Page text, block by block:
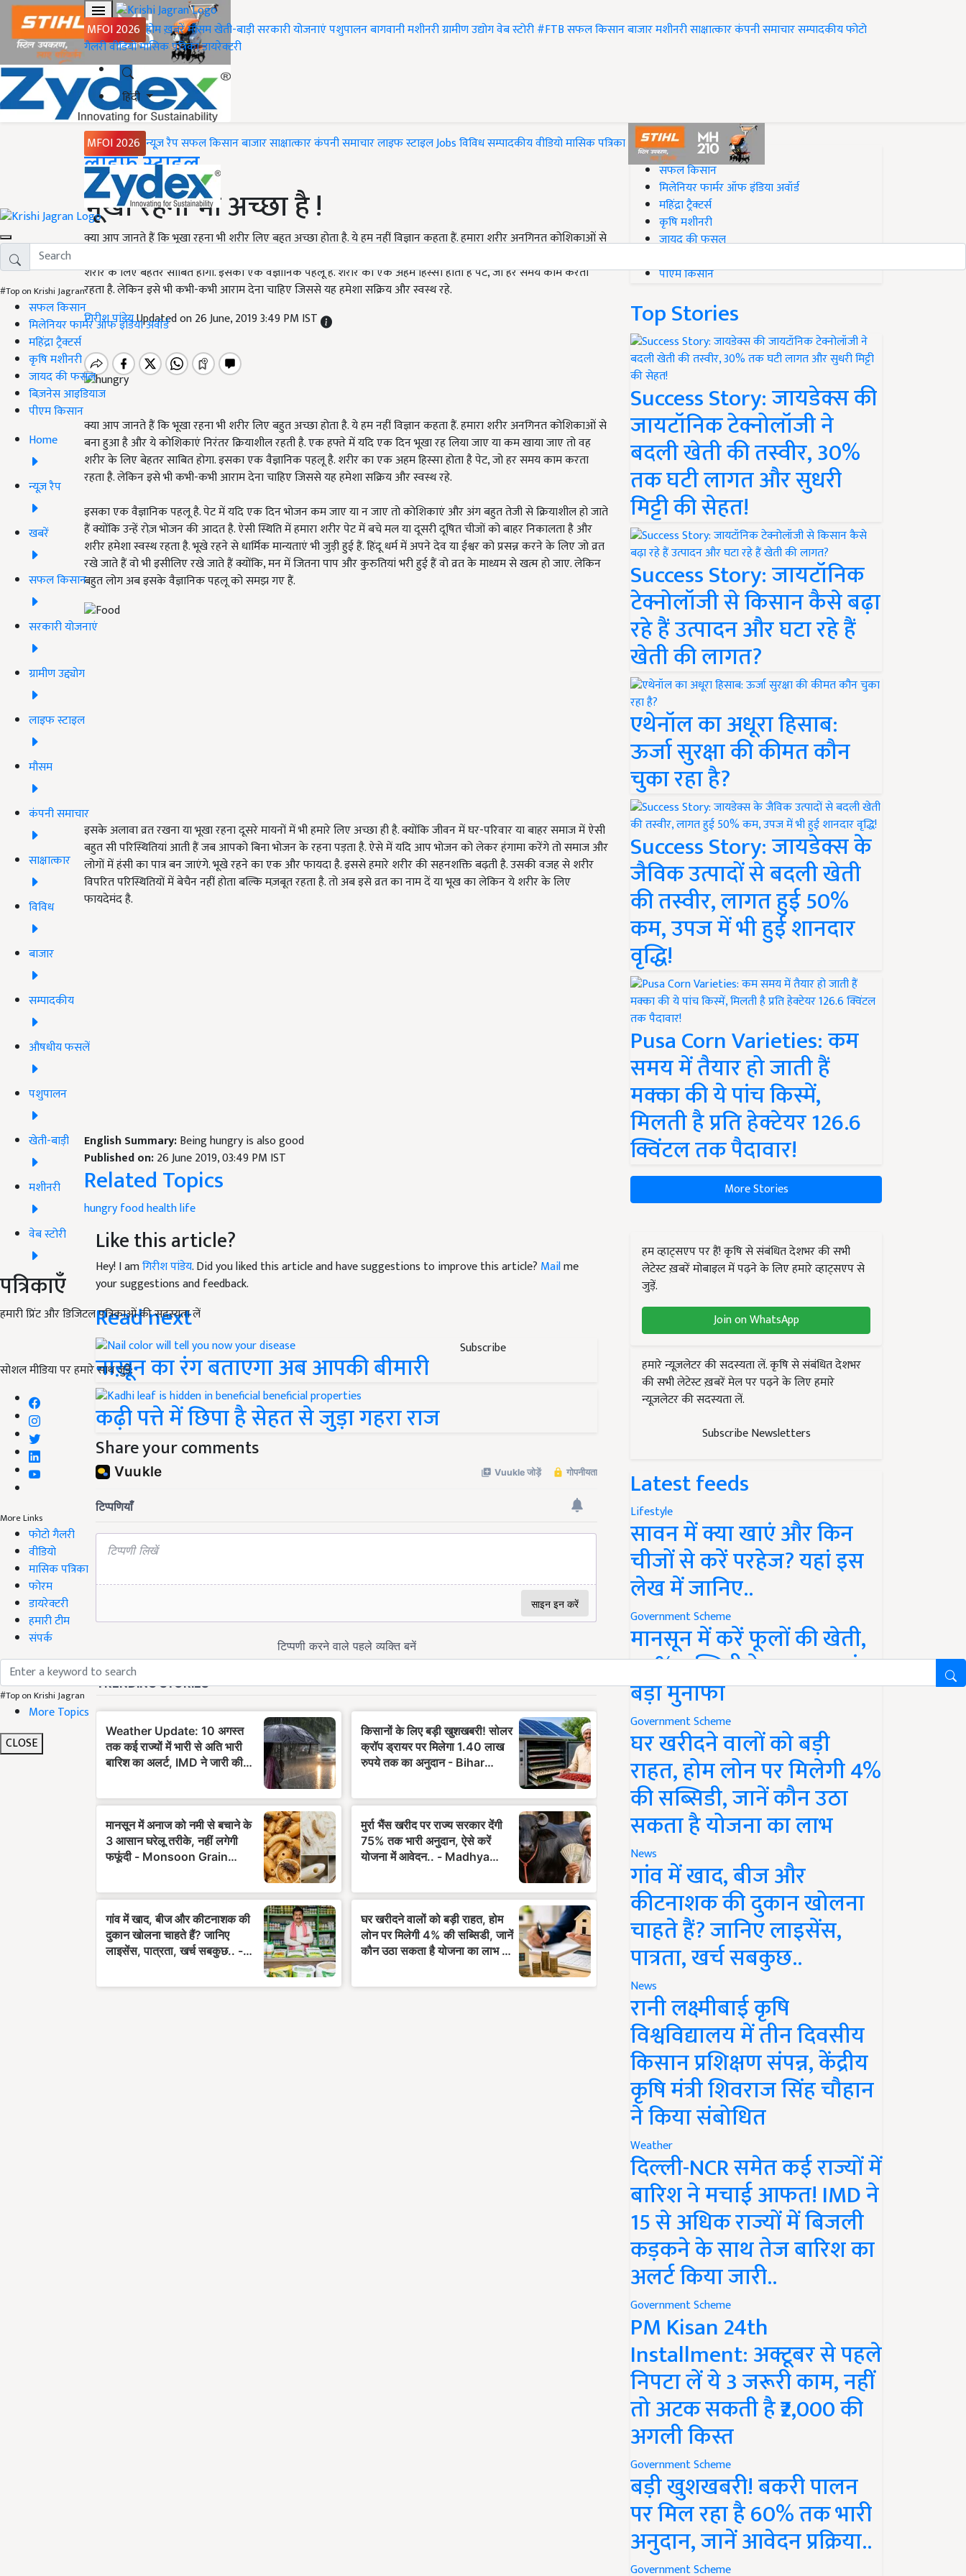
MFOI 2026 होमख़बरेंमौसमखेती-बाड़ीसरकारी योजनाएंपशुपालनबागवानीमशीनरीग्रामीण उद्योगवेब स्टोरी#FTBसफल किसानबाजारमशीनरीसाक्षात्कारकंपनी समाचारसम्पादकीयफोटो
गैलरीवीडियोमासिक पत्रिकाडायरेक्टरी
हिंदी
MFOI 2026 न्यूज़ रैपसफल किसानबाजारसाक्षात्कारकंपनी समाचारलाइफ स्टाइलJobsविविधसम्पादकीयवीडियोमासिक पत्रिका
#Top on Krishi Jagran
सफल किसान
मिलेनियर फार्मर ऑफ इंडिया अवॉर्ड
महिंद्रा ट्रैक्टर्स
कृषि मशीनरी
जायद की फसल
बिज़नेस आइडियाज
पीएम किसान
Home
न्यूज़ रैप
खबरें
सफल किसान
सरकारी योजनाएं
ग्रामीण उद्द्योग
लाइफ स्टाइल
मौसम
कंपनी समाचार
साक्षात्कार
विविध
बाजार
सम्पादकीय
औषधीय फसलें
पशुपालन
खेती-बाड़ी
मशीनरी
वेब स्टोरी
पत्रिकाएँ
हमारी प्रिंट और डिजिटल पत्रिकाओं की सदस्यता लें
Subscribe
सोशल मीडिया पर हमारे साथ जुड़ें:
More Links
फोटो गैलरी
वीडियो
मासिक पत्रिका
फोरम
डायरेक्टरी
हमारी टीम
संपर्क
#Top on Krishi Jagran
More Topics
CLOSE
Home
लाइफ स्टाइल
भूखा रहना भी अच्छा है !
क्या आप जानते हैं कि भूखा रहना भी शरीर लिए बहुत अच्छा होता है. ये हम नहीं विज्ञान कहता हैं. हमारा शरीर अनगिनत कोशिकाओं से
शरीर के लिए बेहतर साबित होगा. इसका एक वैज्ञानिक पहलू है. शरीर का एक अहम हिस्सा होता है पेट, जो हर समय काम करता
रहता है. लेकिन इसे भी कभी-कभी आराम देना चाहिए जिससे यह हमेशा सक्रिय और स्वस्थ रहे.
गिरीश पांडेयUpdated on 26 June, 2019 3:49 PM IST
क्या आप जानते हैं कि भूखा रहना भी शरीर लिए बहुत अच्छा होता है. ये हम नहीं विज्ञान कहता हैं. हमारा शरीर अनगिनत कोशिकाओं से
बना हुआ है और ये कोशिकाएं निरंतर क्रियाशील रहती है. एक हफ्ते में यदि एक दिन भूखा रह लिया जाए या कम खाया जाए तो वह
शरीर के लिए बेहतर साबित होगा. इसका एक वैज्ञानिक पहलू है. शरीर का एक अहम हिस्सा होता है पेट, जो हर समय काम करता
रहता है. लेकिन इसे भी कभी-कभी आराम देना चाहिए जिससे यह हमेशा सक्रिय और स्वस्थ रहे.
इसका एक वैज्ञानिक पहलू है. पेट में यदि एक दिन भोजन कम जाए या न जाए तो कोशिकाएं और अंग बहुत तेजी से क्रियाशील हो जाते
हैं क्योंकि उन्हें रोज़ भोजन की आदत है. ऐसी स्थिति में हमारा शरीर पेट में बचे मल या दूसरी दूषित चीजों को बाहर निकालता है और
शरीर हमेशा स्वस्थ रहता है. भूखे रहने से धार्मिक मान्यताएं भी जुड़ी हुई हैं. हिंदू धर्म में अपने देव या ईश्वर को प्रसन्न करने के लिए जो व्रत
रखे जाते हैं वो भी इसीलिए रखे जाते हैं क्योंकि, मन में जितना पाप और कुरुतियां भरी हुई हैं वो व्रत के माध्यम से खत्म हो जाए. लेकिन
बहुत लोग अब इसके वैज्ञानिक पहलू को समझ गए हैं.
इसके अलावा व्रत रखना या भूखा रहना दूसरे मायनों में भी हमारे लिए अच्छा ही है. क्योंकि जीवन में घर-परिवार या बाहर समाज में ऐसी
बहुत सी परिस्थितियां आती हैं जब आपको बिना भोजन के रहना पड़ता है. ऐसे में यदि आप भोजन को लेकर हंगामा करेंगे तो समाज और
लोगों में हंसी का पात्र बन जाएंगे. भूखे रहने का एक और फायदा है. इससे हमारे शरीर की सहनशक्ति बढ़ती है. उसकी वजह से शरीर
विपरित परिस्थितियों में बेचैन नहीं होता बल्कि मज़बूत रहता है. तो अब इसे व्रत का नाम दें या भूख का लेकिन ये शरीर के लिए
फायदेमंद है.
English Summary:Being hungry is also good
Published on:26 June 2019, 03:49 PM IST
Related Topics
hungryfoodhealthlife
Like this article?
Hey! I amगिरीश पांडेय. Did you liked this article and have suggestions to improve this article? Mailme
your suggestions and feedback.
Read next
नाख़ून का रंग बताएगा अब आपकी बीमारी
कढ़ी पत्ते में छिपा है सेहत से जुड़ा गहरा राज
Share your comments
#Top on Krishi Jagran
सफल किसान
मिलेनियर फार्मर ऑफ इंडिया अवॉर्ड
महिंद्रा ट्रैक्टर्स
कृषि मशीनरी
जायद की फसल
पीएम किसान
Top Stories
Success Story: जायडेक्स की
जायटॉनिक टेक्नोलॉजी ने
बदली खेती की तस्वीर, 30%
तक घटी लागत और सुधरी
मिट्टी की सेहत!
Success Story: जायटॉनिक
टेक्नोलॉजी से किसान कैसे बढ़ा
रहे हैं उत्पादन और घटा रहे हैं
खेती की लागत?
एथेनॉल का अधूरा हिसाब:
ऊर्जा सुरक्षा की कीमत कौन
चुका रहा है?
Success Story: जायडेक्स के
जैविक उत्पादों से बदली खेती
की तस्वीर, लागत हुई 50%
कम, उपज में भी हुई शानदार
वृद्धि!
Pusa Corn Varieties: कम
समय में तैयार हो जाती हैं
मक्का की ये पांच किस्में,
मिलती है प्रति हेक्टेयर 126.6
क्विंटल तक पैदावार!
More Stories
हम व्हाट्सएप पर हैं! कृषि से संबंधित देशभर की सभी
लेटेस्ट ख़बरें मोबाइल में पढ़ने के लिए हमारे व्हाट्सएप से
जुड़ें.
Join on WhatsApp
हमारे न्यूज़लेटर की सदस्यता लें. कृषि से संबंधित देशभर
की सभी लेटेस्ट ख़बरें मेल पर पढ़ने के लिए हमारे
न्यूज़लेटर की सदस्यता लें.
Subscribe Newsletters
Latest feeds
Lifestyle
सावन में क्या खाएं और किन
चीजों से करें परहेज? यहां इस
लेख में जानिए..
Government Scheme
मानसून में करें फूलों की खेती,
50% सब्सिडी के साथ कमाएं
बड़ा मुनाफा
Government Scheme
घर खरीदने वालों को बड़ी
राहत, होम लोन पर मिलेगी 4%
की सब्सिडी, जानें कौन उठा
सकता है योजना का लाभ
News
गांव में खाद, बीज और
कीटनाशक की दुकान खोलना
चाहते हैं? जानिए लाइसेंस,
पात्रता, खर्च सबकुछ..
News
रानी लक्ष्मीबाई कृषि
विश्वविद्यालय में तीन दिवसीय
किसान प्रशिक्षण संपन्न, केंद्रीय
कृषि मंत्री शिवराज सिंह चौहान
ने किया संबोधित
Weather
दिल्ली-NCR समेत कई राज्यों में
बारिश ने मचाई आफत! IMD ने
15 से अधिक राज्यों में बिजली
कड़कने के साथ तेज बारिश का
अलर्ट किया जारी..
Government Scheme
PM Kisan 24th
Installment: अक्टूबर से पहले
निपटा लें ये 3 जरूरी काम, नहीं
तो अटक सकती है ₹2,000 की
अगली किस्त
Government Scheme
बड़ी खुशखबरी! बकरी पालन
पर मिल रहा है 60% तक भारी
अनुदान, जानें आवेदन प्रक्रिया..
Government Scheme